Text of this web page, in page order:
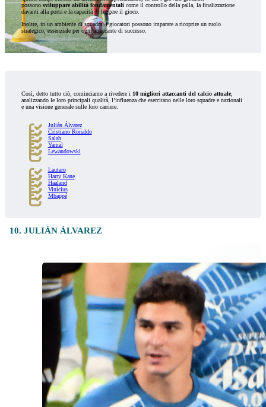
possonosviluppare abilità fondamentalicome il controllo della palla, la finalizzazione
davanti alla porta e la capacità di leggere il gioco.
Inoltre, in un ambiente di squadra, i giocatori possono imparare a ricoprire un ruolo
strategico, essenziale per ogni attaccante di successo.
Così, detto tutto ciò, cominciamo a rivedere i 10 migliori attaccanti del calcio attuale,
analizzando le loro principali qualità, l’influenza che esercitano nelle loro squadre e nazionali
e una visione generale sulle loro carriere.
Julián Álvarez
Cristiano Ronaldo
Salah
Yamal
Lewandowski
Lautaro
Harry Kane
Haaland
Vinícius
Mbappé
10. JULIÁN ÁLVAREZ